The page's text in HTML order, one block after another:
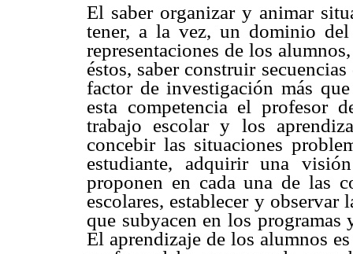
El saber organizar y animar
tener, a la vez, un dominio
representaciones de los
éstos, saber construir
factor de investigación más
esta competencia el profesor
trabajo escolar y los
concebir las situaciones
estudiante, adquirir una
proponen en cada una de las
escolares, establecer y observar
que subyacen en los programas
El aprendizaje de los alumnos